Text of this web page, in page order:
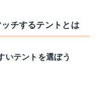
ショッピングで見る
チするテントとは
いテントを選ぼう